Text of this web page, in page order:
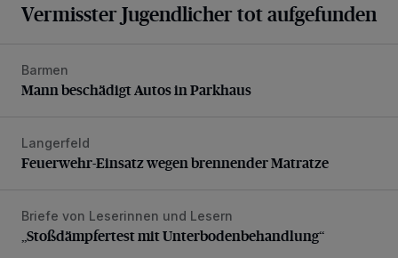
Vermisster Jugendlicher tot aufgefunden
Mann beschädigt Autos in Parkhaus
Barmen
Mann beschädigt Autos in Parkhaus
Feuerwehr-Einsatz wegen brennender Matratze
Langerfeld
Feuerwehr-Einsatz wegen brennender Matratze
„Stoßdämpfertest mit Unterbodenbehandlung“
Briefe von Leserinnen und Lesern
„Stoßdämpfertest mit Unterbodenbehandlung“